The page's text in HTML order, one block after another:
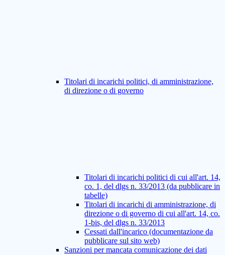
Titolari di incarichi politici, di amministrazione,
di direzione o di governo
Titolari di incarichi politici di cui all'art. 14,
co. 1, del dlgs n. 33/2013 (da pubblicare in
tabelle)
Titolari di incarichi di amministrazione, di
direzione o di governo di cui all'art. 14, co.
1-bis, del dlgs n. 33/2013
Cessati dall'incarico (documentazione da
pubblicare sul sito web)
Sanzioni per mancata comunicazione dei dati